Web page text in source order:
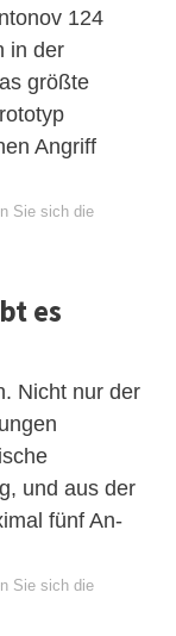
124
in der
größte
Angriff
Sie sich die
es
Nicht nur der
und aus der
fünf An-
Sie sich die